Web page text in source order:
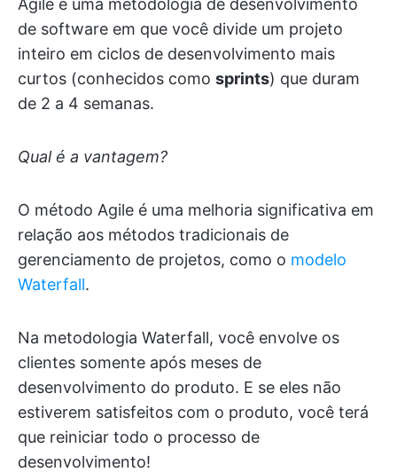
de software em que você divide um projeto
inteiro em ciclos de desenvolvimento mais
curtos (conhecidos como sprints) que duram
de 2 a 4 semanas.
Qual é a vantagem?
O método Agile é uma melhoria significativa em
relação aos métodos tradicionais de
gerenciamento de projetos, como o modelo
Waterfall.
Na metodologia Waterfall, você envolve os
clientes somente após meses de
desenvolvimento do produto. E se eles não
estiverem satisfeitos com o produto, você terá
que reiniciar todo o processo de
desenvolvimento!